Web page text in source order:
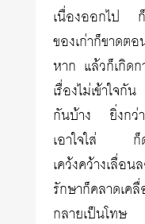
เนื่องออกไป ก็
ของเก่าก็ขาดต
หาก แล้วก็เกิด
เรื่องไม่เข้าใจ
กันบ้าง ยิ่งกว่
เอาใจใส่ ก็ด
เคว้งคว้างเลื่อ
รักษาก็คลาดเค
กลายเป็นโท